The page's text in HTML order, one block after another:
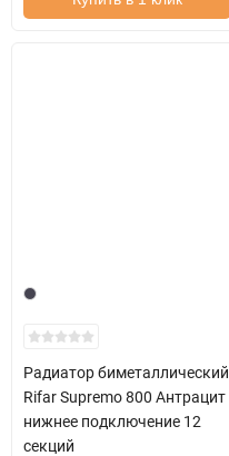
Радиатор биметаллический
Rifar Supremo 800 Антрацит
нижнее подключение 12
секций